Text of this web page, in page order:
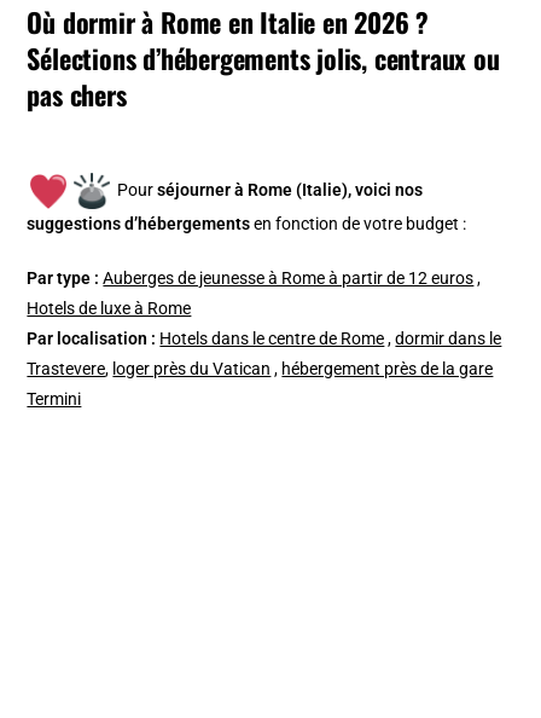
Où dormir à Rome en Italie en 2026 ?
Sélections d’hébergements jolis, centraux ou
pas chers
Pourséjourner à Rome (Italie), voici nos
suggestions d’hébergements en fonction de votre budget :
Par type :Auberges de jeunesse à Rome à partir de 12 euros,
Hotels de luxe à Rome
Par localisation : Hotels dans le centre de Rome,dormir dans le
Trastevere, loger près du Vatican , hébergement près de la gare
Termini